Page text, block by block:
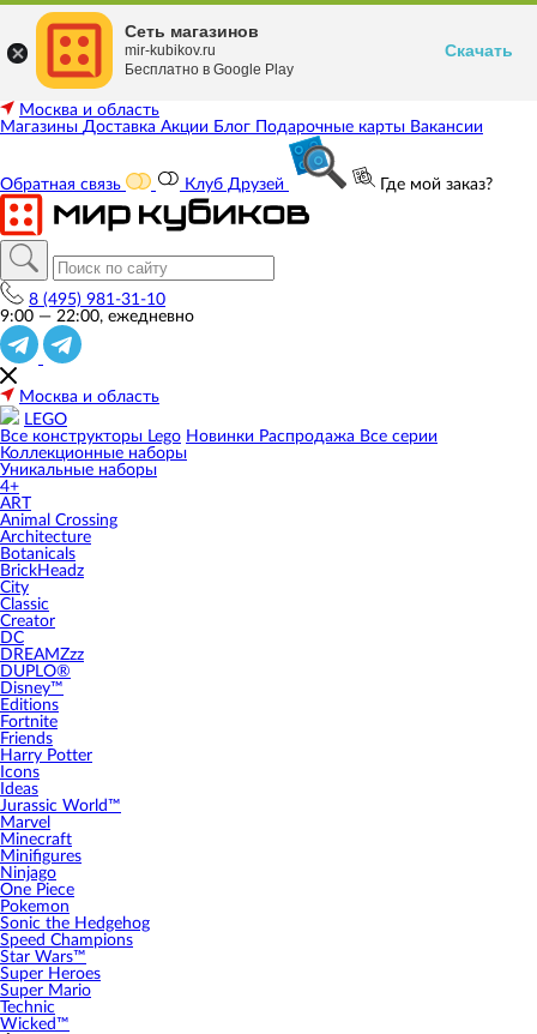
Москва и область
Магазины Доставка Акции Блог Подарочные карты Вакансии
Обратная связь Клуб Друзей Где мой заказ?
8 (495) 981-31-10
9:00 — 22:00, ежедневно
Москва и область
LEGO
Все конструкторы Lego Новинки Распродажа Все серии
Коллекционные наборы
Уникальные наборы
4+
ART
Animal Crossing
Architecture
Botanicals
BrickHeadz
City
Classic
Creator
DC
DREAMZzz
DUPLO®
Disney™
Editions
Fortnite
Friends
Harry Potter
Icons
Ideas
Jurassic World™
Marvel
Minecraft
Minifigures
Ninjago
One Piece
Pokemon
Sonic the Hedgehog
Speed Champions
Star Wars™
Super Heroes
Super Mario
Technic
Wicked™
Сеть магазинов
mir-kubikov.ru
Бесплатно в Google Play
Скачать